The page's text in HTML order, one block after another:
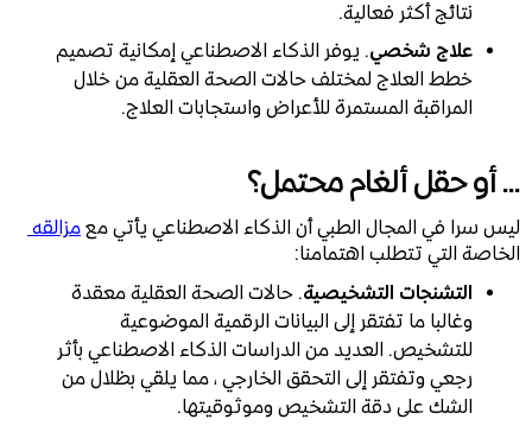
نتائج أكثر فعالية.
علاج شخصي . يوفر الذكاء الاصطناعي إمكانية تصميم
خطط العلاج لمختلف حالات الصحة العقلية من خلال
المراقبة المستمرة للأعراض واستجابات العلاج.
... أو حقل ألغام محتمل؟
ليس سرا في المجال الطبي أن الذكاء الاصطناعي يأتي معمزالقه
الخاصة التي تتطلب اهتمامنا:
التشنجات التشخيصية. حالات الصحة العقلية معقدة
وغالبا ما تفتقر إلى البيانات الرقمية الموضوعية
للتشخيص. العديد من الدراسات الذكاء الاصطناعي بأثر
رجعي وتفتقر إلى التحقق الخارجي ، مما يلقي بظلال من
الشك على دقة التشخيص وموثوقيتها.